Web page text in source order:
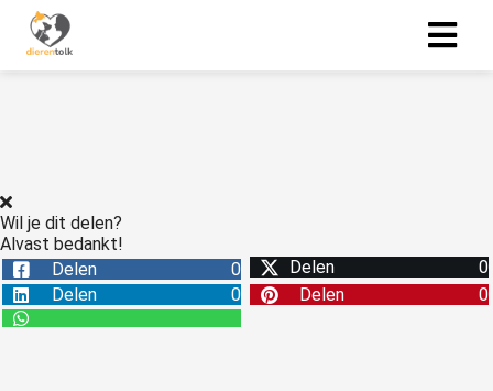
Wil je dit delen?
Alvast bedankt!
Delen
0 Delen
0
Delen
0 Delen 0